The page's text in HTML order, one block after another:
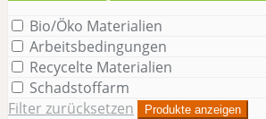
Bio/Öko Materialien
Arbeitsbedingungen
Recycelte Materialien
Schadstoffarm
Filter zurücksetzen
Produkte anzeigen